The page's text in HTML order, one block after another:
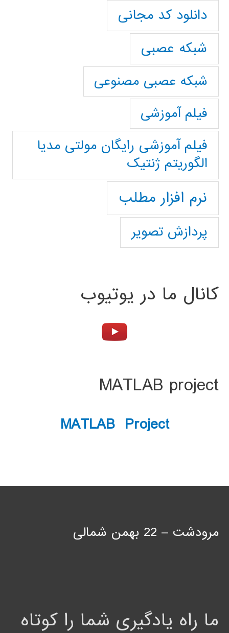
دانلود کد مجانی
شبکه عصبی
شبکه عصبی مصنوعی
فیلم آموزشی
فیلم آموزشی رایگان مولتی مدیا
الگوریتم ژنتیک
نرم افزار مطلب
پردازش تصویر
کانال ما در یوتیوب
MATLAB project
MATLAB Project
مرودشت – 22 بهمن شمالی
ما راه یادگیری شما را کوتاه